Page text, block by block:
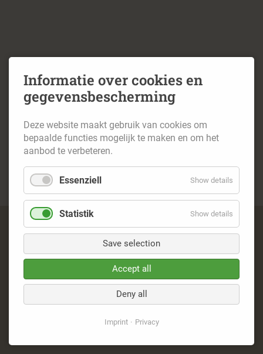
Navigatie
Imprint
Contact
© 2026 – Naturpark Schwalm-Nette
Informatie over cookies en
gegevensbescherming
Deze website maakt gebruik van cookies om
bepaalde functies mogelijk te maken en om het
aanbod te verbeteren.
Essenziell Show details
Statistik Show details
Save selection
Accept all
Deny all
Imprint Privacy